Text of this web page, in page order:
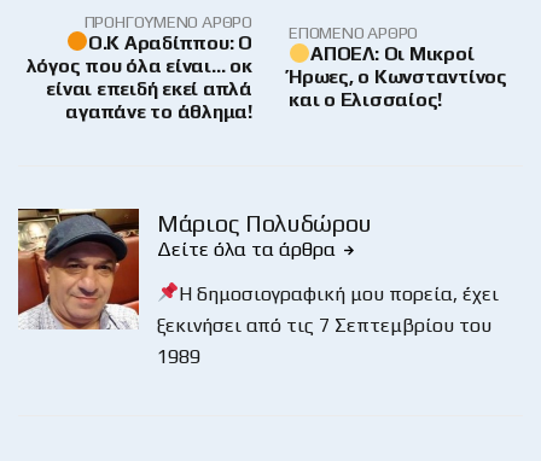
ΠΡΟΗΓΟΎΜΕΝΟ ΆΡΘΡΟ
Ο.Κ Αραδίππου: Ο
λόγος που όλα είναι… οκ
είναι επειδή εκεί απλά
αγαπάνε το άθλημα!
ΕΠΌΜΕΝΟ ΆΡΘΡΟ
ΑΠΟΕΛ: Οι Μικροί
Ήρωες, ο Κωνσταντίνος
και ο Ελισσαίος!
Μάριος Πολυδώρου
Δείτε όλα τα άρθρα
Η δημοσιογραφική μου πορεία, έχει
ξεκινήσει από τις 7 Σεπτεμβρίου του
1989